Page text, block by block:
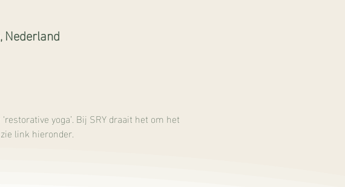
yoga’. Bij SRY draait het om het
link hieronder.